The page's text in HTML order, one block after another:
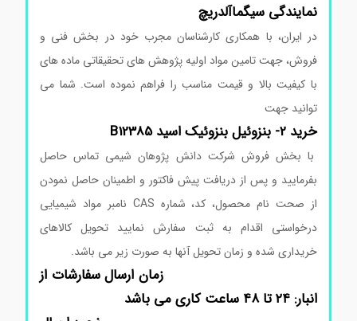
نمایندگیسیگماآلدریچ
در ایران، با همکاری کارشناسان مجرب خود در بخش فنی و
فروش، جهت تامین مواد اولیه پژوهش های تحقیقاتی ماده های
با کیفیت بالا و قیمت مناسب را فراهم نموده است. شما می
توانید جهت
خرید 2- بنزوئیل بنزوئیک اسید B12385
با بخش فروش شرکت دانش پژوهان شیمی تماس حاصل
بفرمایید و پس از دریافت پیش فاکتور و اطمینان حاصل نمودن
از صحت نام محصول، کد، شماره CAS نامبر مواد شیمیایی
درخواستی اقدام به ثبت سفارش نمایید تحویل کالاهای
خریداری شده و زمان تحویل آنها به صورت زیر می باشد.
زمان ارسال سفارشات از
انبار: ۲۴ تا ۴۸ ساعت کاری می باشد